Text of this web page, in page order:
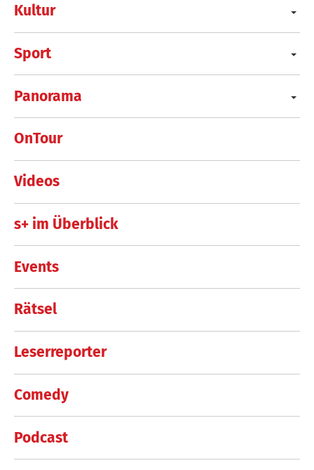
Kultur
Sport
Panorama
OnTour
Videos
s+ im Überblick
Events
Rätsel
Leserreporter
Comedy
Podcast